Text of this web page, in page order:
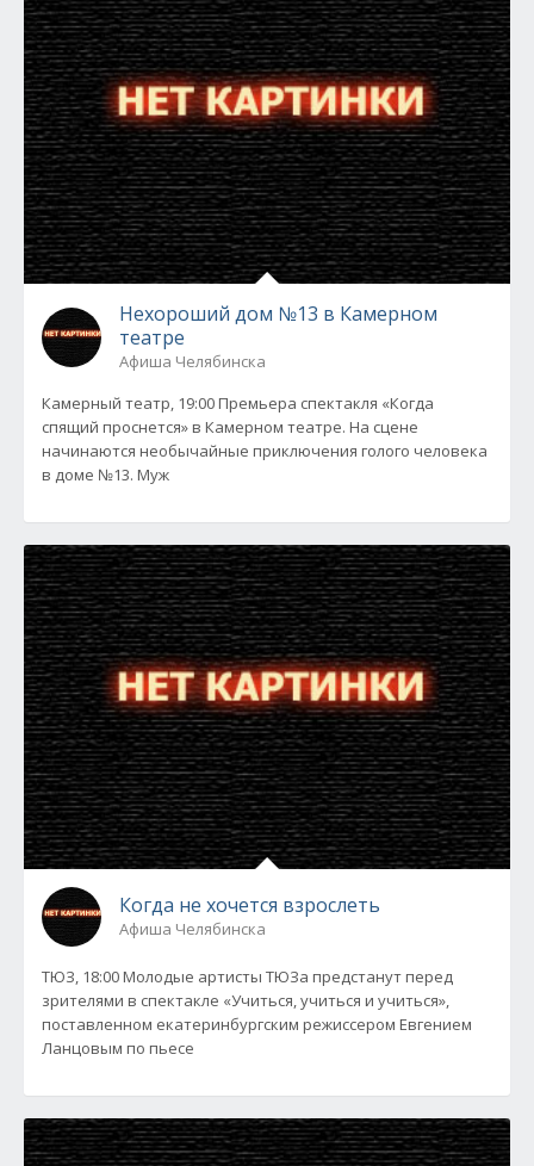
Нехороший дом №13 в Камерном
театре
Афиша Челябинска
Камерный театр, 19:00 Премьера спектакля «Когда
спящий проснется» в Камерном театре. На сцене
начинаются необычайные приключения голого человека
в доме №13. Муж
Когда не хочется взрослеть
Афиша Челябинска
ТЮЗ, 18:00 Молодые артисты ТЮЗа предстанут перед
зрителями в спектакле «Учиться, учиться и учиться»,
поставленном екатеринбургским режиссером Евгением
Ланцовым по пьесе